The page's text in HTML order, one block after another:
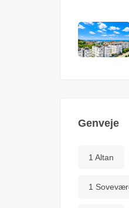
Genveje
1 Altan
1